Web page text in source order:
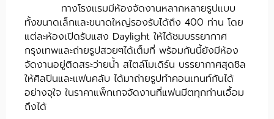
ทางโรงแรมมีห้องจัดงานหลากหลายรูปแบบ
ทั้งขนาดเล็กและขนาดใหญ่รองรับได้ถึง 400 ท่าน โดย
แต่ละห้องเปิดรับแสง Daylight ให้ได้ชมบรรยากาศ
กรุงเทพและถ่ายรูปสวยๆได้เต็มที่ พร้อมกันนี้ยังมีห้อง
จัดงานอยู่ติดสระว่ายน้ำ สไตล์โมเดิร์น บรรยากาศสุดชิล
ให้ศิลปินและแฟนคลับ ได้มาถ่ายรูปทำคอนเทนท์กันได้
อย่างจุใจ ในราคาแพ็กเกจจัดงานที่แฟนมีตทุกท่านเอื้อม
ถึงได้